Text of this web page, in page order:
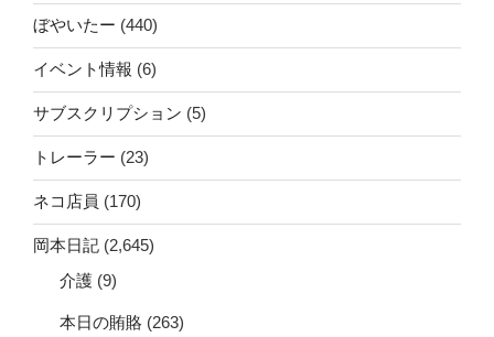
ぼやいたー (440)
イベント情報 (6)
サブスクリプション (5)
トレーラー (23)
ネコ店員 (170)
岡本日記 (2,645)
介護 (9)
本日の賄賂 (263)